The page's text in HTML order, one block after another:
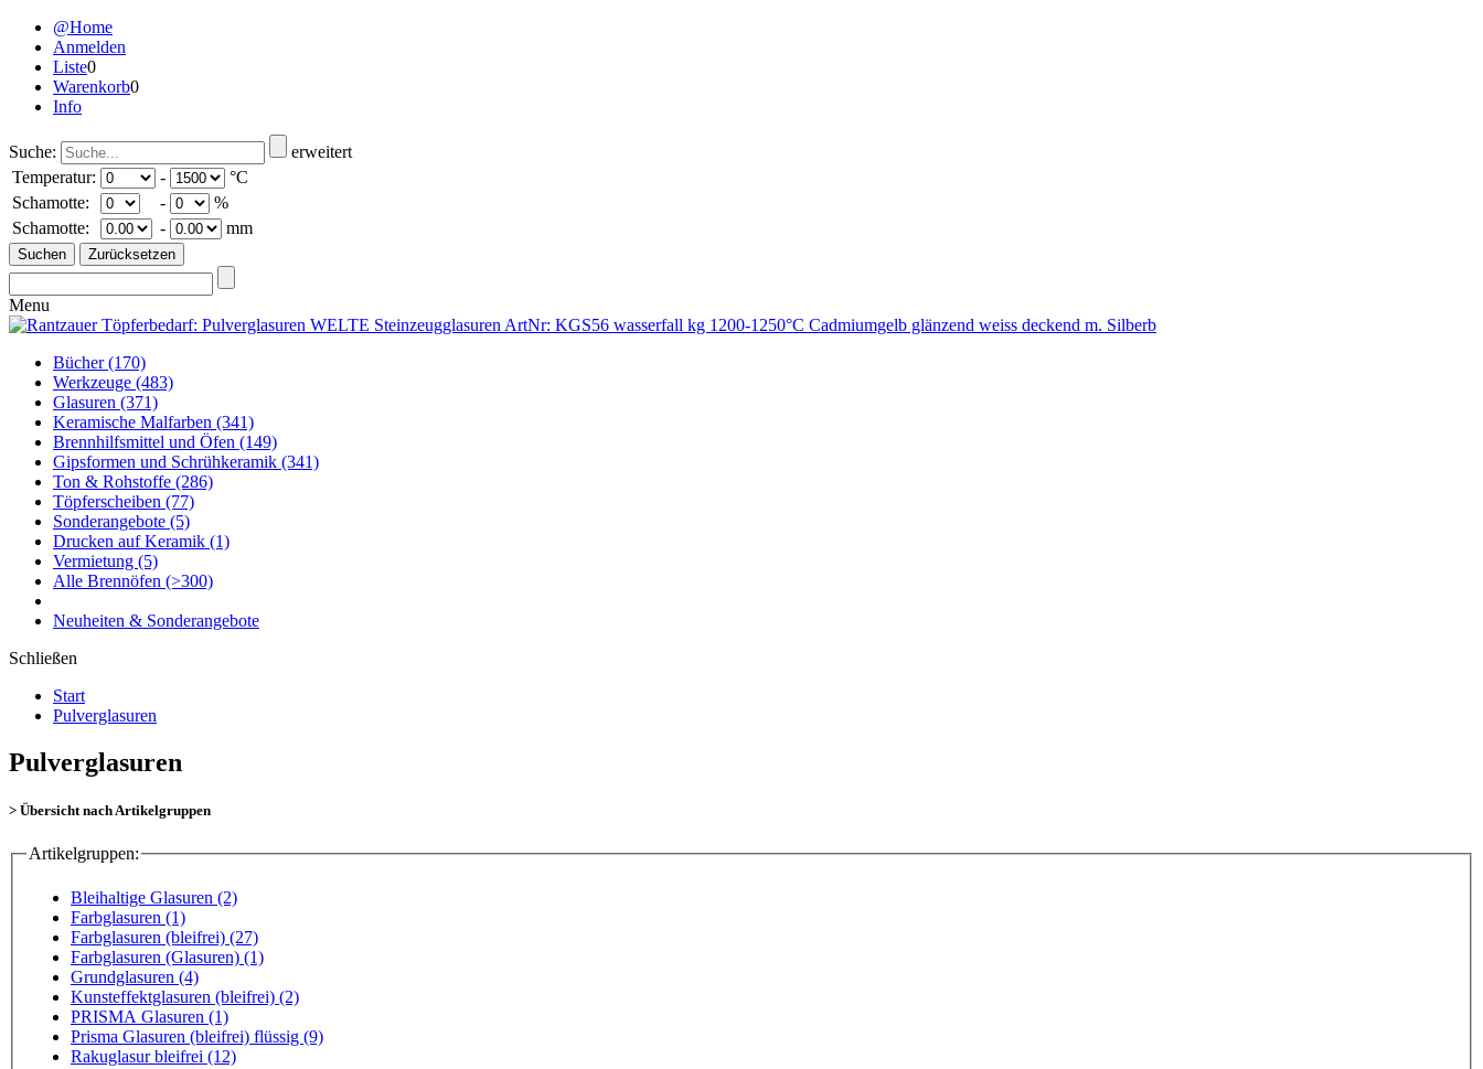
@Home
Anmelden
Liste0
Warenkorb0
Info
Suche:
erweitert
Temperatur:
-
°C
Schamotte:
-
%
Schamotte:
- mm
Menu
Bücher(170)
Werkzeuge (483)
Glasuren (371)
Keramische Malfarben (341)
Brennhilfsmittel und Öfen (149)
Gipsformen und Schrühkeramik (341)
Ton & Rohstoffe (286)
Töpferscheiben (77)
Sonderangebote (5)
Drucken auf Keramik (1)
Vermietung (5)
Alle Brennöfen (>300)
Neuheiten & Sonderangebote
Schließen
Start
Pulverglasuren
Pulverglasuren
> Übersicht nach Artikelgruppen
Artikelgruppen:
Bleihaltige Glasuren (2)
Farbglasuren (1)
Farbglasuren (bleifrei) (27)
Farbglasuren (Glasuren) (1)
Grundglasuren (4)
Kunsteffektglasuren (bleifrei) (2)
PRISMA Glasuren (1)
Prisma Glasuren (bleifrei) flüssig (9)
Rakuglasur bleifrei (12)